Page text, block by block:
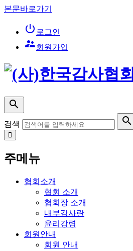
본문바로가기
 로그인
회원가입

검색 
주메뉴
협회소개
협회 소개
협회장 소개
내부감사란
윤리강령
회원안내
회원 안내